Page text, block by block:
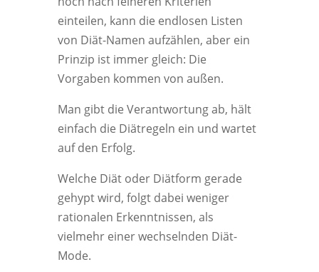
einteilen, kann die endlosen Listen
von Diät-Namen aufzählen, aber ein
Prinzip ist immer gleich: Die
Vorgaben kommen von außen.
Man gibt die Verantwortung ab, hält
einfach die Diätregeln ein und wartet
auf den Erfolg.
Welche Diät oder Diätform gerade
gehypt wird, folgt dabei weniger
rationalen Erkenntnissen, als
vielmehr einer wechselnden Diät-
Mode.